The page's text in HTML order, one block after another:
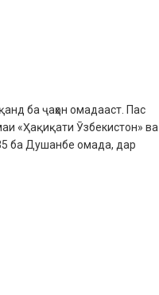
ба ҷаҳон омадааст. Пас
«Ҳақиқати Ӯзбекистон» ва
ба Душанбе омада, дар